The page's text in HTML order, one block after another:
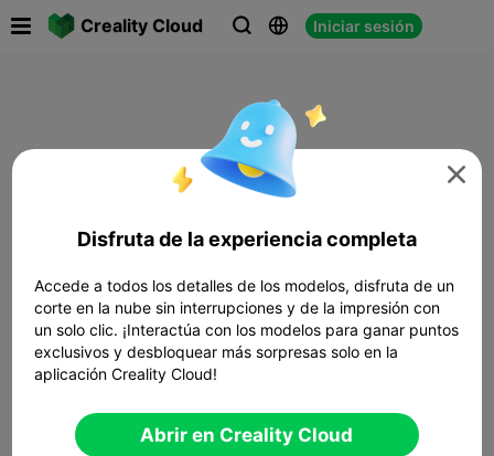
Creality Cloud   Iniciar sesión

Disfruta de la experiencia completa
Accede a todos los detalles de los modelos, disfruta de un
corte en la nube sin interrupciones y de la impresión con
un solo clic. ¡Interactúa con los modelos para ganar puntos
exclusivos y desbloquear más sorpresas solo en la
aplicación Creality Cloud!
Abrir en Creality Cloud